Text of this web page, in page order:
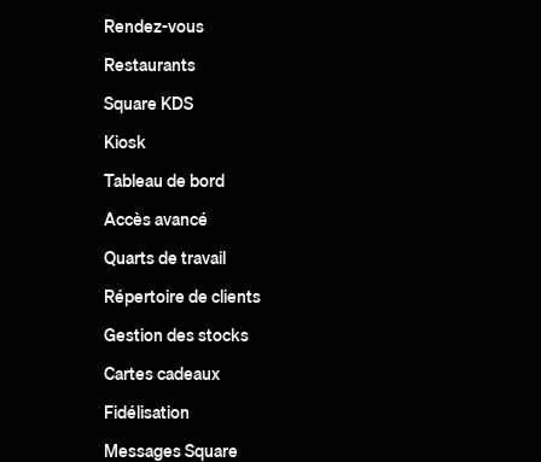
Rendez-vous
Restaurants
Square KDS
Kiosk
Tableau de bord
Accès avancé
Quarts de travail
Répertoire de clients
Gestion des stocks
Cartes cadeaux
Fidélisation
Messages Square